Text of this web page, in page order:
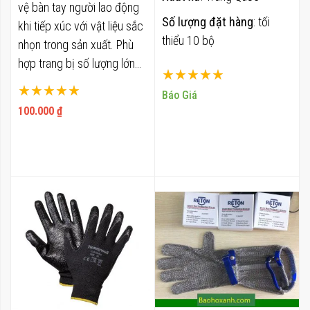
Ứng dụng:
• Công nghiệp nhẹ, phòng
sạch, điện tử, máy móc...
• Cầm nắm các vật nhẵn
tạo ma sát cao.
Đóng gói: 12 đôi/gói
Xếp hạng:
100%
100.000 ₫
vệ bàn tay người lao động
khi tiếp xúc với vật liệu sắc
nhọn trong sản xuất. Phù
hợp trang bị số lượng lớn
cho nhà máy cơ khí, xưởng
chế biến kim loại, xưởng
kính. Baohoxanh.com hỗ
Xếp hạng:
100%
Báo Giá
Số lượng đặt hàng: tối
thiểu 10 bộ